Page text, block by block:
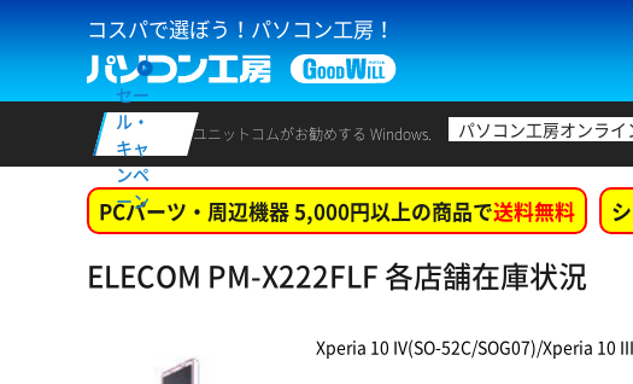
コスパで選ぼう！パソコン工房！
セー
ル・
キャ
ンペ
ーン
ユニットコムがお勧めする Windows. パソコン工房オンラ
PCパーツ・周辺機器 5,000円以上の商品で送料無料
ELECOM PM-X222FLF 各店舗在庫状況
Xperia 10 IV(SO-52C/SOG07)/Xperia 10